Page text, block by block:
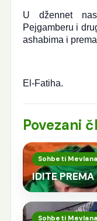
U džennet
Pejgamberu i
ashabima i
El-Fatiha.
Povezani
Sohbeti
IDITE
Sohbeti